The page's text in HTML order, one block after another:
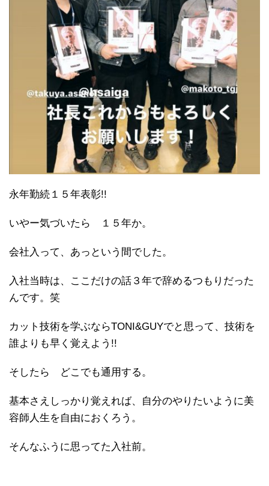
永年勤続１５年表彰!!
いやー気づいたら １５年か。
会社入って、あっという間でした。
入社当時は、ここだけの話３年で辞めるつもりだった
んです。笑
カット技術を学ぶならTONI&GUYでと思って、技術を
誰よりも早く覚えよう!!
そしたら どこでも通用する。
基本さえしっかり覚えれば、自分のやりたいように美
容師人生を自由におくろう。
そんなふうに思ってた入社前。